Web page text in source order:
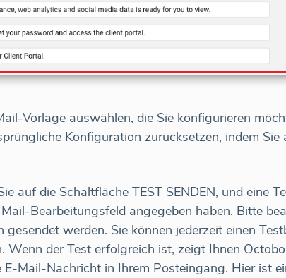
Vorlage auswählen, die Sie konfigurieren
Konfiguration zurücksetzen, indem Sie
auf die Schaltfläche TEST SENDEN, und eine
Bearbeitungsfeld angegeben haben. Bitte
werden. Sie können jederzeit einen
Wenn der Test erfolgreich ist, zeigt Ihnen
Mail-Nachricht in Ihrem Posteingang. Hier ist